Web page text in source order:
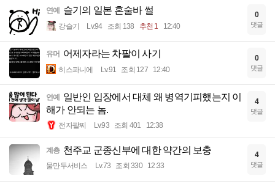
연예 슬기의 일본 혼술바 썰
강슬기 Lv.94 조회 138 추천 1 12:40
0
댓글
유머 어제자라는 차팔이 사기
히스파니에 Lv.91 조회 127 12:40
0
댓글
연예 일반인 입장에서 대체 왜 병역기피했는지 이
해가 안되는 놈.
전자팔찌 Lv.93 조회 401 12:38
4
댓글
계층 천주교 군종신부에 대한 약간의 보충
물만두서비스 Lv.73 조회 330 12:33
4
댓글